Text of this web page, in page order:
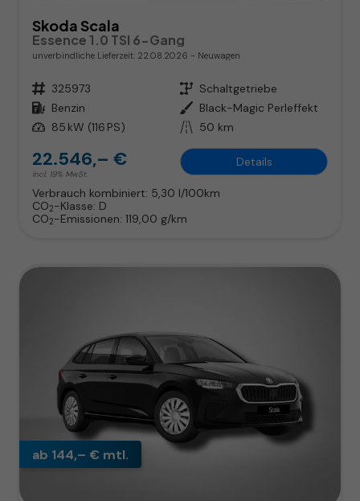
Skoda Scala
Essence 1.0 TSI 6-Gang
unverbindliche Lieferzeit: 22.08.2026 Neuwagen
Fahrzeugnr. 325973 Getriebe Schaltgetriebe
Kraftstoff Benzin Außenfarbe Black-Magic Perleffekt
Leistung 85 kW (116 PS) Kilometerstand 50 km
22.546,– €
incl. 19% MwSt.
Details
Verbrauch kombiniert: 5,30 l/100km
CO2-Klasse: D
CO2-Emissionen: 119,00 g/km
ab 144,– € mtl.